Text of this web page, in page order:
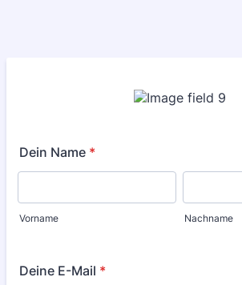
Dein Name *
Vorname Nachname
Deine E-Mail *